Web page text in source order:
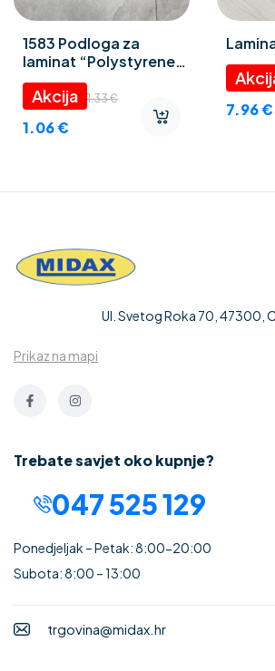
1583 Podloga za
laminat “Polystyrene
foam” 3 mm
1.33€
1.06€
7.96€
Ul. Svetog Roka 70, 47300,
Prikaz na mapi
Trebate savjet oko kupnje?
047 525 129
Ponedjeljak – Petak: 8:00-20:00
Subota: 8:00 – 13:00
trgovina@midax.hr